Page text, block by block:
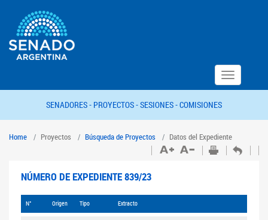
Toggle
navigation
SENADORES - PROYECTOS -SESIONES -COMISIONES
Home Proyectos Búsqueda de Proyectos Datos del Expediente
NÚMERO DE EXPEDIENTE 839/23
N° Origen Tipo Extracto